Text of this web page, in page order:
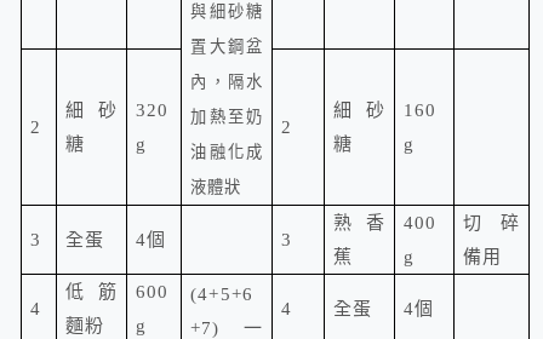
與細砂糖
置大鋼盆
內，隔水
加熱至奶
油融化成
液體狀
2
細砂
糖
320
g
2
細砂
糖
160
g
3 全蛋 4個 3
熟香
蕉
400
g
切碎
備用
4
低筋
麵粉
600
g
(4+5+6
+7) 一
4 全蛋 4個